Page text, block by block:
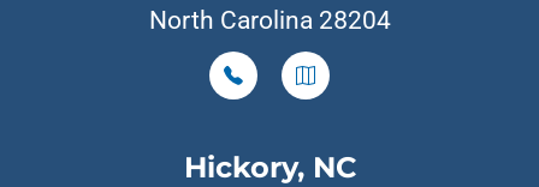
North Carolina 28204
Hickory, NC